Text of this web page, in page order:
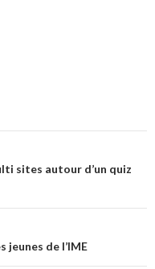
sites autour d’un quiz
jeunes de l’IME